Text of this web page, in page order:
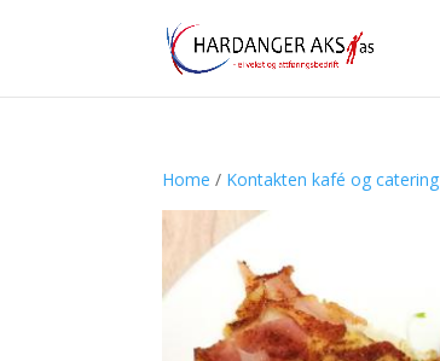
Home / Kontakten kafé og catering